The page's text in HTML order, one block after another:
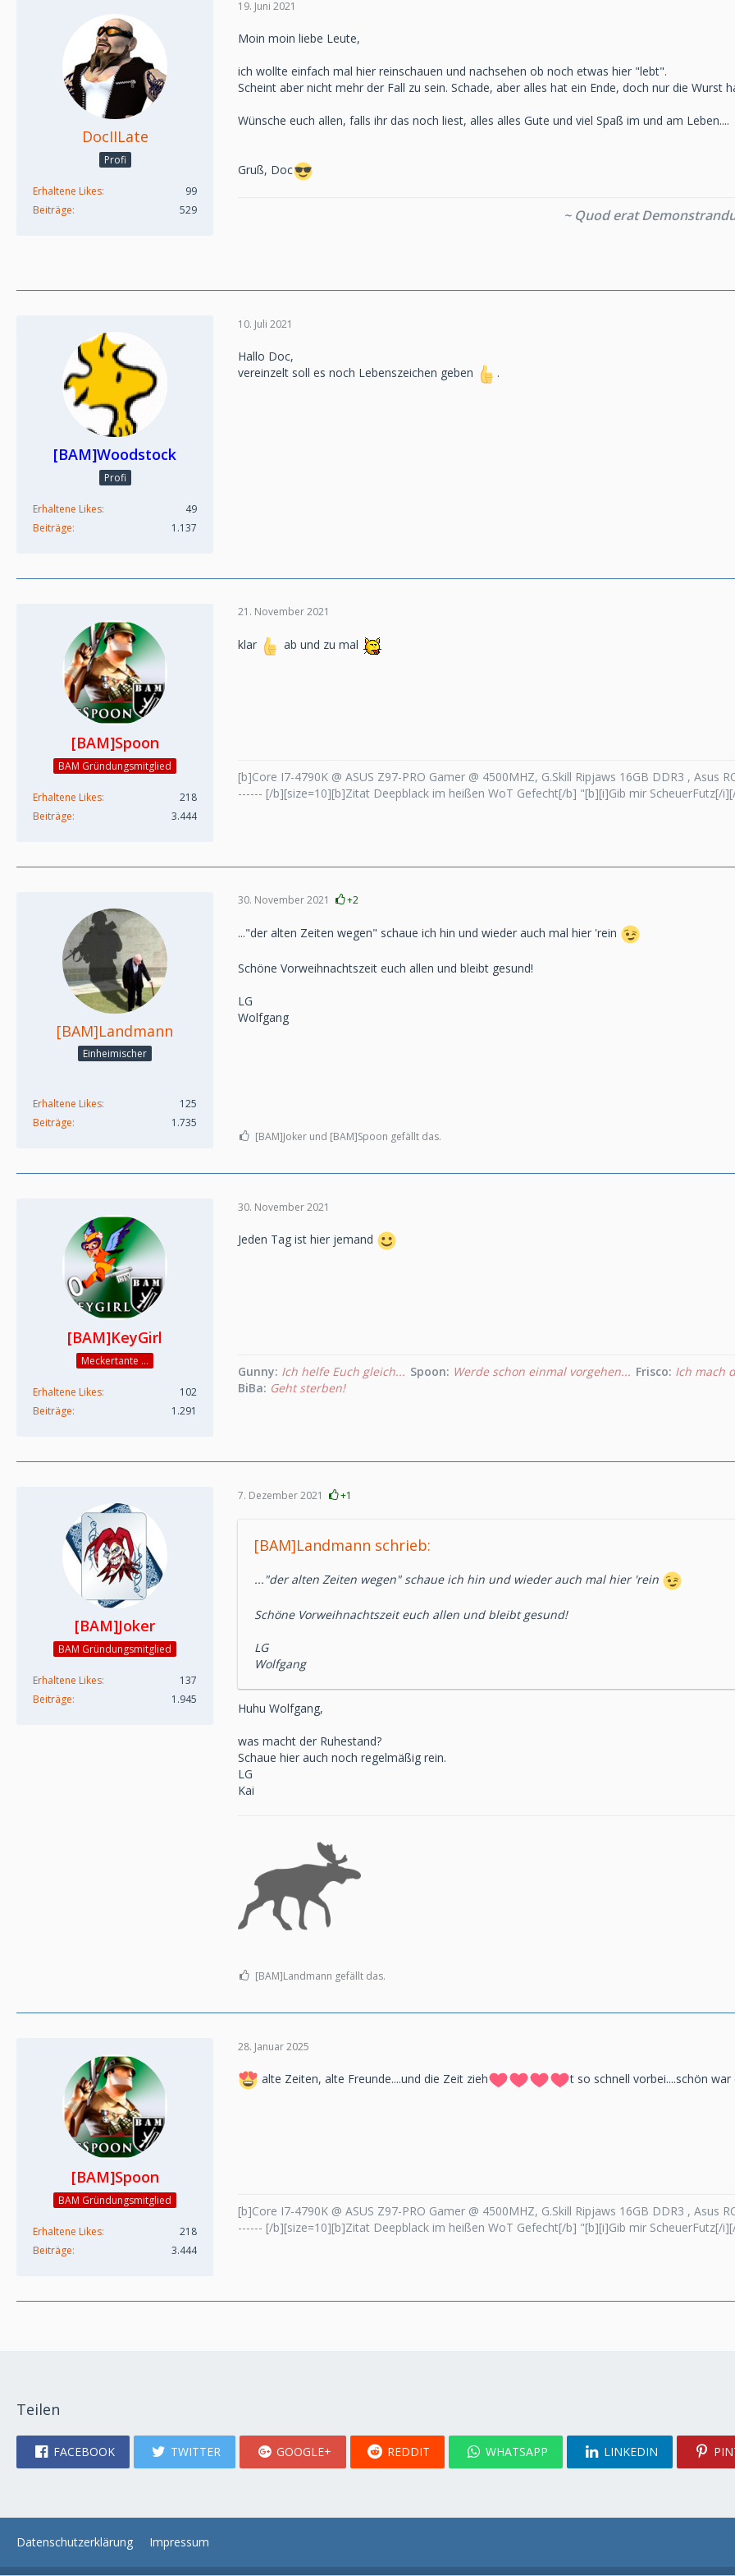
DocIILate
Profi
Erhaltene Likes
99
Beiträge
529
19. Juni 2021
Moin moin liebe Leute,
ich wollte einfach mal hier reinschauen und nachsehen ob noch etwas hier "lebt".
Scheint aber nicht mehr der Fall zu sein. Schade, aber alles hat ein Ende, doch nur die Wurst
Wünsche euch allen, falls ihr das noch liest, alles alles Gute und viel Spaß im und am Leben....
Gruß, Doc
~ Quod erat
[BAM]Woodstock
Profi
Erhaltene Likes
49
Beiträge
1.137
10. Juli 2021
Hallo Doc,
vereinzelt soll es noch Lebenszeichen geben
.
[BAM]Spoon
BAM Gründungsmitglied
Erhaltene Likes
218
Beiträge
3.444
21. November 2021
klar ab und zu mal
[b]Core I7-4790K @ ASUS Z97-PRO Gamer @ 4500MHZ, G.Skill Ripjaws 16GB DDR3 , Asus
------ [/b][size=10][b]Zitat Deepblack im heißen WoT Gefecht[/b] "[b][i]Gib mir ScheuerFutz[/
[BAM]Landmann
Einheimischer
Erhaltene Likes
125
Beiträge
1.735
30. November 2021 +2
..."der alten Zeiten wegen" schaue ich hin und wieder auch mal hier 'rein
Schöne Vorweihnachtszeit euch allen und bleibt gesund!
LG
Wolfgang
[BAM]Joker und [BAM]Spoon gefällt das.
[BAM]KeyGirl
Meckertante ...
Erhaltene Likes
102
Beiträge
1.291
30. November 2021
Jeden Tag ist hier jemand
Gunny: Ich helfe Euch gleich... Spoon: Werde schon einmal vorgehen... Frisco: Ich mach
BiBa: Geht sterben!
[BAM]Joker
BAM Gründungsmitglied
Erhaltene Likes
137
Beiträge
1.945
7. Dezember 2021 +1
[BAM]Landmann schrieb:
..."der alten Zeiten wegen" schaue ich hin und wieder auch mal hier 'rein
Schöne Vorweihnachtszeit euch allen und bleibt gesund!
LG
Wolfgang
Huhu Wolfgang,
was macht der Ruhestand?
Schaue hier auch noch regelmäßig rein.
LG
Kai
[BAM]Landmann gefällt das.
[BAM]Spoon
BAM Gründungsmitglied
Erhaltene Likes
218
Beiträge
3.444
28. Januar 2025
alte Zeiten, alte Freunde....und die Zeit zieh t so schnell vorbei....schön war
[b]Core I7-4790K @ ASUS Z97-PRO Gamer @ 4500MHZ, G.Skill Ripjaws 16GB DDR3 , Asus
------ [/b][size=10][b]Zitat Deepblack im heißen WoT Gefecht[/b] "[b][i]Gib mir ScheuerFutz[/
Teilen
FACEBOOK TWITTER GOOGLE+ REDDIT WHATSAPP LINKEDIN
Datenschutzerklärung Impressum